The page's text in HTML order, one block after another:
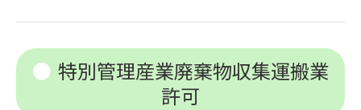
特別管理産業廃棄物収集運搬業
許可